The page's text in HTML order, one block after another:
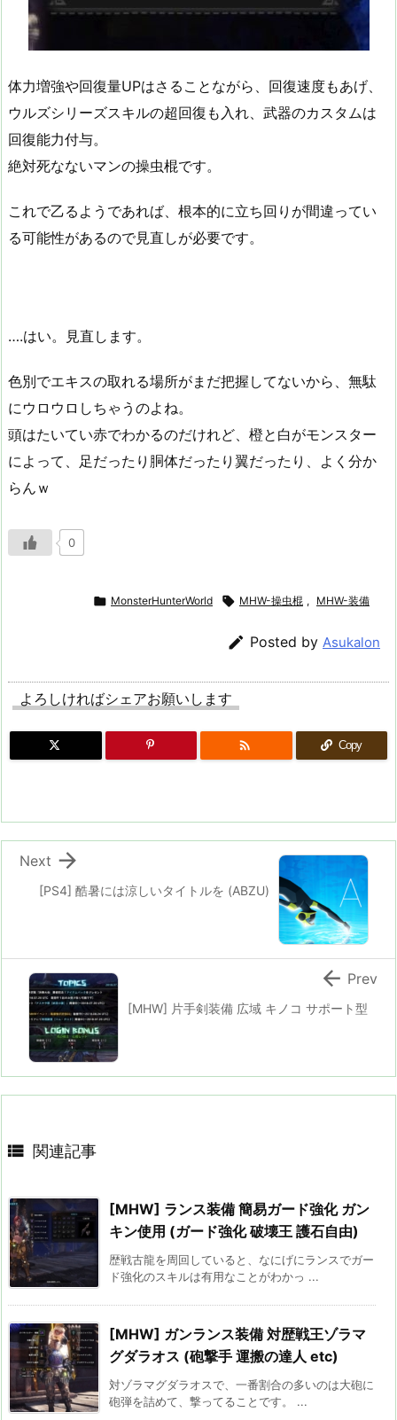
体力増強や回復量UPはさることながら、回復速度もあげ、
ウルズシリーズスキルの超回復も入れ、武器のカスタムは
回復能力付与。
絶対死なないマンの操虫棍です。
これで乙るようであれば、根本的に立ち回りが間違ってい
る可能性があるので見直しが必要です。
….はい。見直します。
色別でエキスの取れる場所がまだ把握してないから、無駄
にウロウロしちゃうのよね。
頭はたいてい赤でわかるのだけれど、橙と白がモンスター
によって、足だったり胴体だったり翼だったり、よく分か
らんｗ
0
 MonsterHunterWorld  MHW-操虫棍 , MHW-装備
 Posted by Asukalon
よろしければシェアお願いします
 Copy
[PS4] 酷暑には涼しいタイトルを (ABZU)

Next
[MHW] 片手剣装備 広域 キノコ サポート型
 Prev
 関連記事
[MHW] ランス装備 簡易ガード強化 ガン
キン使用 (ガード強化 破壊王 護石自由)
歴戦古龍を周回していると、なにげにランスでガー
ド強化のスキルは有用なことがわかっ ...
[MHW] ガンランス装備 対歴戦王ゾラマ
グダラオス (砲撃手 運搬の達人 etc)
対ゾラマグダラオスで、一番割合の多いのは大砲に
砲弾を詰めて、撃ってることです。 ...